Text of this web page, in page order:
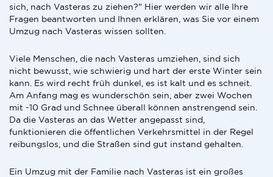
sich, nach Vasteras zu ziehen?" Hier werden wir alle Ihre
Fragen beantworten und Ihnen erklären, was Sie vor einem
Umzug nach Vasteras wissen sollten.
Viele Menschen, die nach Vasteras umziehen, sind sich
nicht bewusst, wie schwierig und hart der erste Winter sein
kann. Es wird recht früh dunkel, es ist kalt und es schneit.
Am Anfang mag es wunderschön sein, aber zwei Wochen
mit -10 Grad und Schnee überall können anstrengend sein.
Da die Vasteras an das Wetter angepasst sind,
funktionieren die öffentlichen Verkehrsmittel in der Regel
reibungslos, und die Straßen sind gut instand gehalten.
Ein Umzug mit der Familie nach Vasteras ist ein großes